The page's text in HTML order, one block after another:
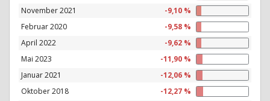
November 2021
-9,10 %
Februar 2020
-9,58 %
April 2022
-9,62 %
Mai 2023
-11,90 %
Januar 2021
-12,06 %
Oktober 2018
-12,27 %